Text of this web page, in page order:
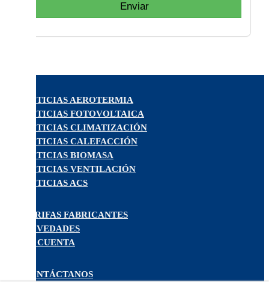
Enviar
NOTICIAS AEROTERMIA
NOTICIAS FOTOVOLTAICA
NOTICIAS CLIMATIZACIÓN
NOTICIAS CALEFACCIÓN
NOTICIAS BIOMASA
NOTICIAS VENTILACIÓN
NOTICIAS ACS
TARIFAS FABRICANTES
NOVEDADES
MI CUENTA
CONTÁCTANOS